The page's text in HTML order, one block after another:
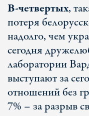
В-четвертых,
потеря
надолго, чем
сегодня
лаборатории
выступают за
отношений без
7% – за разрыв